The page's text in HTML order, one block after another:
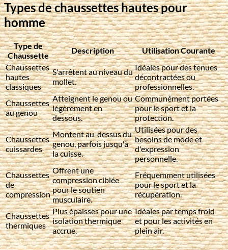
Types de chaussettes hautes pour
homme
Type de
Chaussette
Description
Utilisation Courante
Chaussettes
hautes
classiques
S'arrêtent au niveau du
mollet.
Idéales pour des tenues
décontractées ou
professionnelles.
Chaussettes
au genou
Atteignent le genou ou
légèrement en
dessous.
Communément portées
pour le sport et la
protection.
Chaussettes
cuissardes
Montent au-dessus du
genou, parfois jusqu'à
la cuisse.
Utilisées pour des
besoins de mode et
d'expression
personnelle.
Chaussettes
de
compression
Offrent une
compression ciblée
pour le soutien
musculaire.
Fréquemment utilisées
pour le sport et la
récupération.
Chaussettes
thermiques
Plus épaisses pour une
isolation thermique
accrue.
Idéales par temps froid
et pour les activités en
plein air.